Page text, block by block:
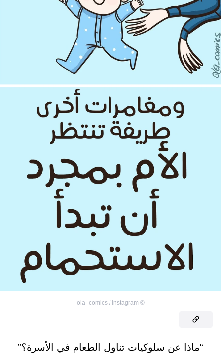
©
ola_comics / instagram
“ماذا عن سلوكيات تناول الطعام في الأسرة؟”